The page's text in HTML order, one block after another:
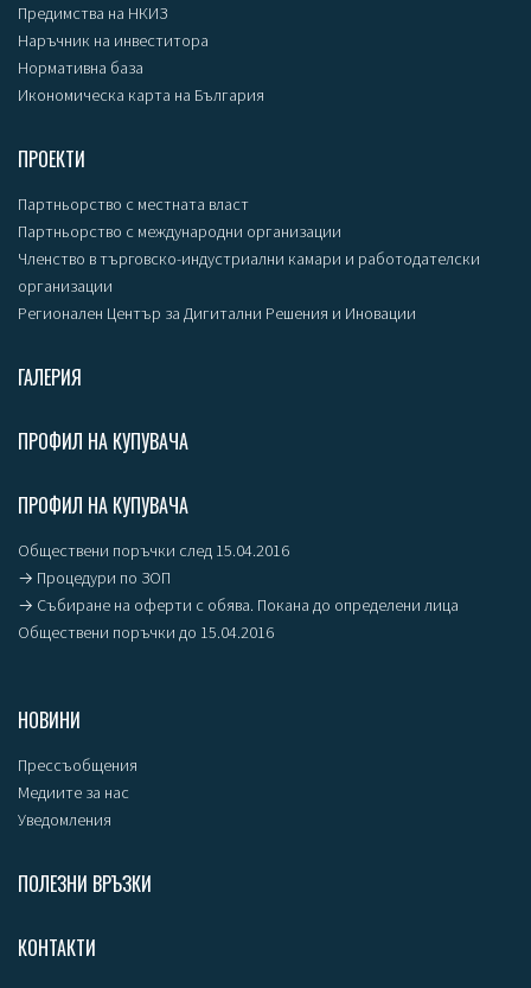
Предимства на НКИЗ
Наръчник на инвеститора
Нормативна база
Икономическа карта на България
ПРОЕКТИ
Партньорство с местната власт
Партньорство с международни организации
Членство в търговско-индустриални камари и работодателски
организации
Регионален Център за Дигитални Решения и Иновации
ГАЛЕРИЯ
ПРОФИЛ НА КУПУВАЧА
ПРОФИЛ НА КУПУВАЧА
Обществени поръчки след 15.04.2016
→ Процедури по ЗОП
→ Събиране на оферти с обява. Покана до определени лица
Обществени поръчки до 15.04.2016
НОВИНИ
Прессъобщения
Медиите за нас
Уведомления
ПОЛЕЗНИ ВРЪЗКИ
КОНТАКТИ